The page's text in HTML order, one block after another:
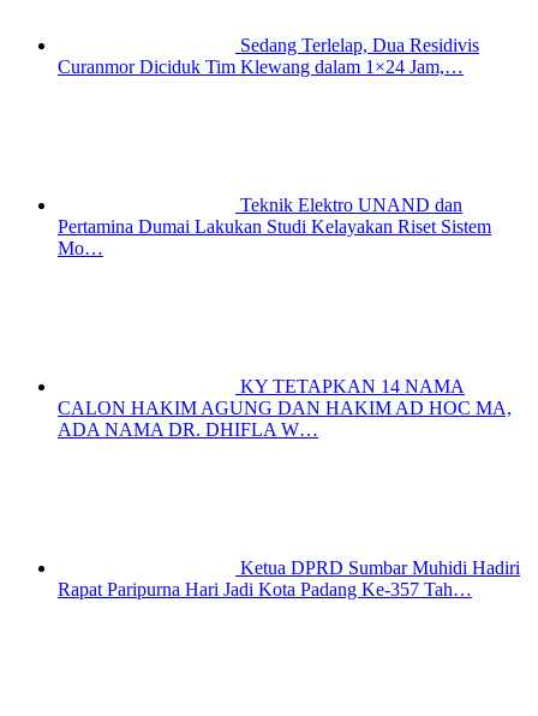
Sedang Terlelap, Dua Residivis
Curanmor Diciduk Tim Klewang dalam 1×24 Jam,…
Teknik Elektro UNAND dan
Pertamina Dumai Lakukan Studi Kelayakan Riset Sistem
Mo…
KY TETAPKAN 14 NAMA
CALON HAKIM AGUNG DAN HAKIM AD HOC MA,
ADA NAMA DR. DHIFLA W…
Ketua DPRD Sumbar Muhidi Hadiri
Rapat Paripurna Hari Jadi Kota Padang Ke-357 Tah…